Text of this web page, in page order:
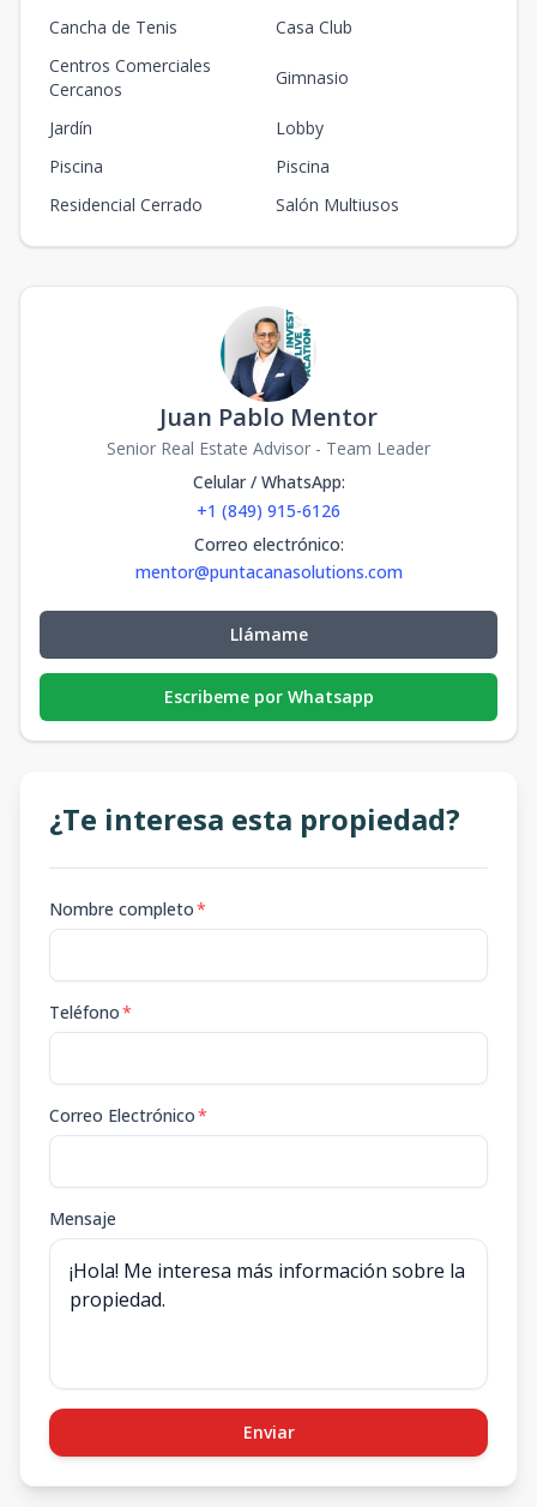
Cancha de Tenis
Casa Club
Centros Comerciales
Cercanos
Gimnasio
Jardín
Lobby
Piscina
Piscina
Residencial Cerrado
Salón Multiusos
Juan Pablo Mentor
Senior Real Estate Advisor - Team Leader
Celular / WhatsApp:
+1 (849) 915-6126
Correo electrónico:
mentor@puntacanasolutions.com
Llámame
Escribeme por Whatsapp
¿Te interesa esta propiedad?
Nombre completo*
Teléfono*
Correo Electrónico*
Mensaje
Enviar